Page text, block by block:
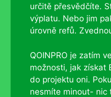
určitě přesvědčíte.
výplatu. Nebo jim
úrovně refů.
QOINPRO je zatím
možnosti, jak získat
do projektu oni.
nesmíte minout- nic